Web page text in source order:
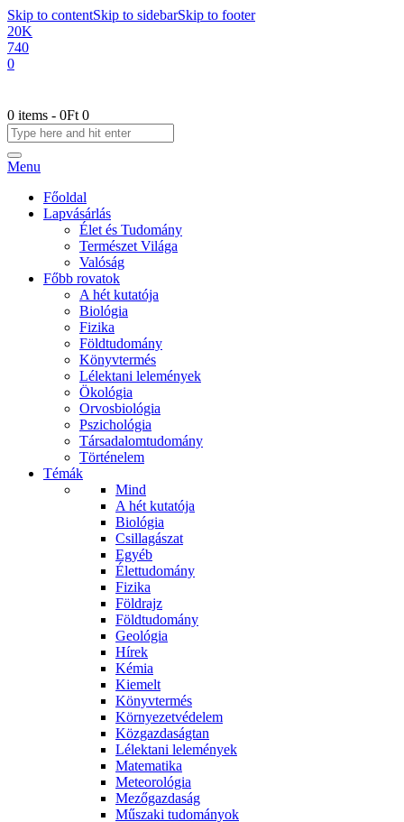
Skip to contentSkip to sidebarSkip to footer
20K
740
0
0 items - 0Ft 0
Menu
Főoldal
Lapvásárlás
Élet és Tudomány
Természet Világa
Valóság
Főbb rovatok
A hét kutatója
Biológia
Fizika
Földtudomány
Könyvtermés
Lélektani lelemények
Ökológia
Orvosbiológia
Pszichológia
Társadalomtudomány
Történelem
Témák
Mind
A hét kutatója
Biológia
Csillagászat
Egyéb
Élettudomány
Fizika
Földrajz
Földtudomány
Geológia
Hírek
Kémia
Kiemelt
Könyvtermés
Környezetvédelem
Közgazdaságtan
Lélektani lelemények
Matematika
Meteorológia
Mezőgazdaság
Műszaki tudományok